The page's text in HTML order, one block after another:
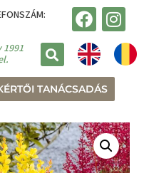
TANÁCSADÁS